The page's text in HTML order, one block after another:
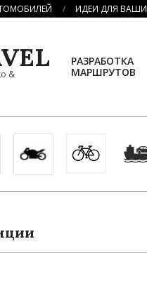
ИДЕИ ДЛЯ
&
РАЗРАБОТКА
МАРШРУТОВ